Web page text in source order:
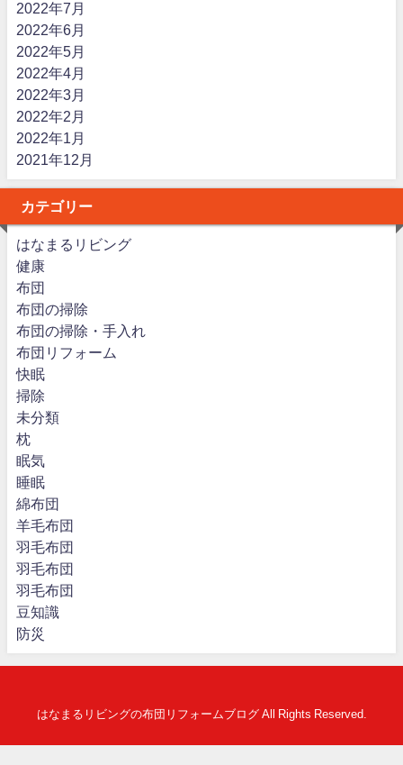
2022年7月
2022年6月
2022年5月
2022年4月
2022年3月
2022年2月
2022年1月
2021年12月
カテゴリー
はなまるリビング
健康
布団
布団の掃除
布団の掃除・手入れ
布団リフォーム
快眠
掃除
未分類
枕
眠気
睡眠
綿布団
羊毛布団
羽毛布団
羽毛布団
羽毛布団
豆知識
防災
はなまるリビングの布団リフォームブログ All Rights Reserved.